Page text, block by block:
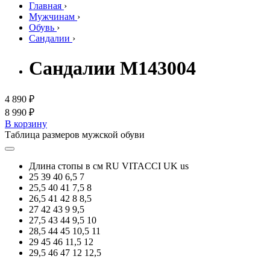
Главная ›
Мужчинам ›
Обувь ›
Сандалии ›
Сандалии M143004
4 890 ₽
8 990 ₽
В корзину
Таблица размеров мужской обуви
Длина стопы в см RU VITACCI UK us
25 39 40 6,5 7
25,5 40 41 7,5 8
26,5 41 42 8 8,5
27 42 43 9 9,5
27,5 43 44 9,5 10
28,5 44 45 10,5 11
29 45 46 11,5 12
29,5 46 47 12 12,5